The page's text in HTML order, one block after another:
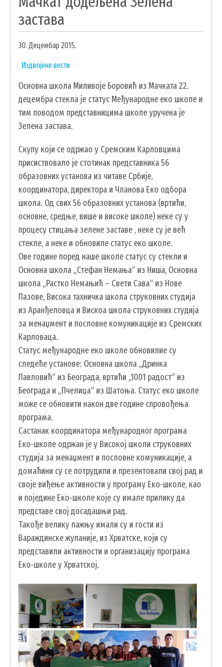
УДРУЖЕЊА И НВО
ЛОКАЛНА САМОУПРАВА
ПРЕДСЕДНИК
ОПШТИНСКО ВЕЋЕ
ОПШТИНСКА УПРАВА
ОПШТИНСКО ПРАВОБРАНИЛАШТВО
ЈАВНА ПРЕДУЗЕЋА
КОМУНАЛНА МИЛИЦИЈА ОПШТИНЕ
ЧАЈЕТИНА
ИНТЕРНА РЕВИЗИЈА
УСЛУГЕ
ПОРТАЛ Е-УПРАВА
ВОДИЧ КРОЗ ЛОКАЛНУ УПРАВУ
ПИСАРНИЦА
ВИРТУЕЛНИ МАТИЧАР
КОНКУРСИ, ПОЗИВИ, ОБАВЕШТЕЊА
ПОДНОШЕЊЕ ЗАХТЕВА УРБАНИЗАМ
ГИС ЧАЈЕТИНА
ПОСТАВИТЕ НАМ ПИТАЊЕ
ДОКУМЕНТА
КОНТАКТИ
застава
30. Децембар 2015.
Издвојене вести
Основна школа Миливоје Боровић из Мачката 22.
децембра стекла је статус Међународне еко школе и
тим поводом представницима школе уручена је
Зелена застава.
Скупу који се одржао у Сремским Карловцима
присиствовало је стотинак представника 56
образовних установа из читаве Србије,
координатора, директора и Чланова Еко одбора
школа. Од свих 56 образовних установа (вртићи,
основне, средње, више и високе школе) неке су у
процесу стицања зелене заставе , неке су је већ
стекле, а неке и обновиле статус еко школе.
Ове године поред наше школе статус су стекли и
Основна школа „Стефан Немања“ из Ниша, Основна
школа „Растко Немањић – Свети Сава“ из Нове
Пазове, Висока тахничка школа струковних студија
из Аранђеловца и Вискоа школа струковних студија
за менаџмент и пословне комуникације из Сремских
Карловаца.
Статус међународне еко школе обновилие су
следеће установе: Основна школа „Дринка
Павловић“ из Београда, вртићи „1001 радост“ из
Београда и „Пчелица“ из Шатоња. Статус еко школе
може се обновити након две године спровођења
програма.
Састанак координатора међународног програма
Еко-школе одржан је у Високој школи струковних
студија за менаџмент и пословне комуникације, а
домаћини су се потрудили и презентовали свој рад и
своје виђење активности у програму Еко-школе, као
и поједине Еко-школе које су имале прилику да
представе свој досадашњи рад.
Такође велику пажњу имали су и гости из
Вараждинске жупаније, из Хрватске, који су
представили активности и организацију програма
Еко-школе у Хрватској.